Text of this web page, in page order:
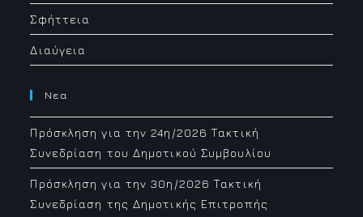
Σφήττεια
Διαύγεια
Νεα
Πρόσκληση για την 24η/2026 Τακτική
Συνεδρίαση του Δημοτικού Συμβουλίου
Πρόσκληση για την 30η/2026 Τακτική
Συνεδρίαση της Δημοτικής Επιτροπής